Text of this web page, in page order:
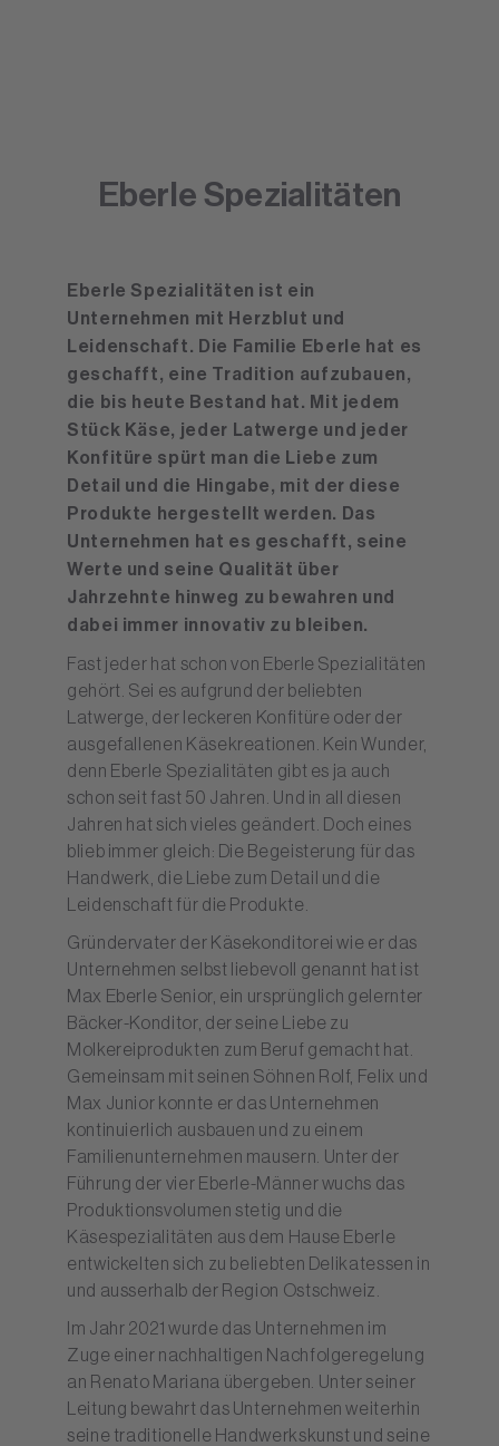
Eberle Spezialitäten
Eberle Spezialitäten ist ein
Unternehmen mit Herzblut und
Leidenschaft. Die Familie Eberle hat es
geschafft, eine Tradition aufzubauen,
die bis heute Bestand hat. Mit jedem
Stück Käse, jeder Latwerge und jeder
Konfitüre spürt man die Liebe zum
Detail und die Hingabe, mit der diese
Produkte hergestellt werden. Das
Unternehmen hat es geschafft, seine
Werte und seine Qualität über
Jahrzehnte hinweg zu bewahren und
dabei immer innovativ zu bleiben.
Fast jeder hat schon von Eberle Spezialitäten
gehört. Sei es aufgrund der beliebten
Latwerge, der leckeren Konfitüre oder der
ausgefallenen Käsekreationen. Kein Wunder,
denn Eberle Spezialitäten gibt es ja auch
schon seit fast 50 Jahren. Und in all diesen
Jahren hat sich vieles geändert. Doch eines
blieb immer gleich: Die Begeisterung für das
Handwerk, die Liebe zum Detail und die
Leidenschaft für die Produkte.
Gründervater der Käsekonditorei wie er das
Unternehmen selbst liebevoll genannt hat ist
Max Eberle Senior, ein ursprünglich gelernter
Bäcker-Konditor, der seine Liebe zu
Molkereiprodukten zum Beruf gemacht hat.
Gemeinsam mit seinen Söhnen Rolf, Felix und
Max Junior konnte er das Unternehmen
kontinuierlich ausbauen und zu einem
Familienunternehmen mausern. Unter der
Führung der vier Eberle-Männer wuchs das
Produktionsvolumen stetig und die
Käsespezialitäten aus dem Hause Eberle
entwickelten sich zu beliebten Delikatessen in
und ausserhalb der Region Ostschweiz.
Im Jahr 2021 wurde das Unternehmen im
Zuge einer nachhaltigen Nachfolgeregelung
an Renato Mariana übergeben. Unter seiner
Leitung bewahrt das Unternehmen weiterhin
seine traditionelle Handwerkskunst und seine